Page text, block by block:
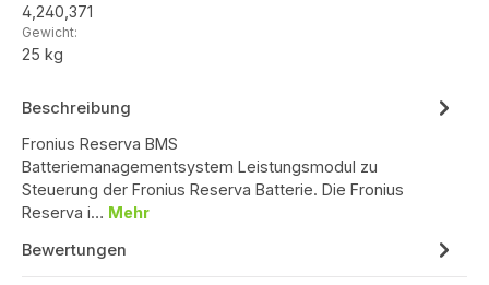
4,240,371
Gewicht:
25 kg
Beschreibung
Fronius Reserva BMS
Batteriemanagementsystem Leistungsmodul zu
Steuerung der Fronius Reserva Batterie. Die Fronius
Reserva i… Mehr
Bewertungen